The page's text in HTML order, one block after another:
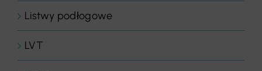
Listwy podłogowe
LVT